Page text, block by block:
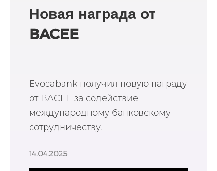
Новая награда от
BACEE
Evocabank получил новую награду
от BACEE за содействие
международному банковскому
сотрудничеству.
14.04.2025